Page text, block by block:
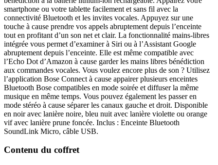
smartphone ou votre tablette facilement et sans fil avec la
connectivité Bluetooth et les invites vocales. Appuyez sur une
touche à cause prendre vos appels abruptement depuis l’enceinte
tout en profitant d’un son net et clair. La fonctionnalité mains-libres
intégrée vous permet d’examiner à Siri ou à l’Assistant Google
abruptement depuis l’enceinte. Elle est même compatible avec
l’Echo Dot d’Amazon à cause garder les mains libres bénédiction
aux commandes vocales. Vous voulez encore plus de son ? Utilisez
l’application Bose Connect à cause appairer plusieurs enceintes
Bluetooth Bose compatibles en mode soirée et diffuser la même
musique en même temps. Vous pouvez également les passer en
mode stéréo à cause séparer les canaux gauche et droit. Disponible
en noir avec lanière noire, bleu nuit avec lanière violette ou orange
vif avec lanière prune foncée. Inclus : Enceinte Bluetooth
SoundLink Micro, câble USB.
Contenu du coffret